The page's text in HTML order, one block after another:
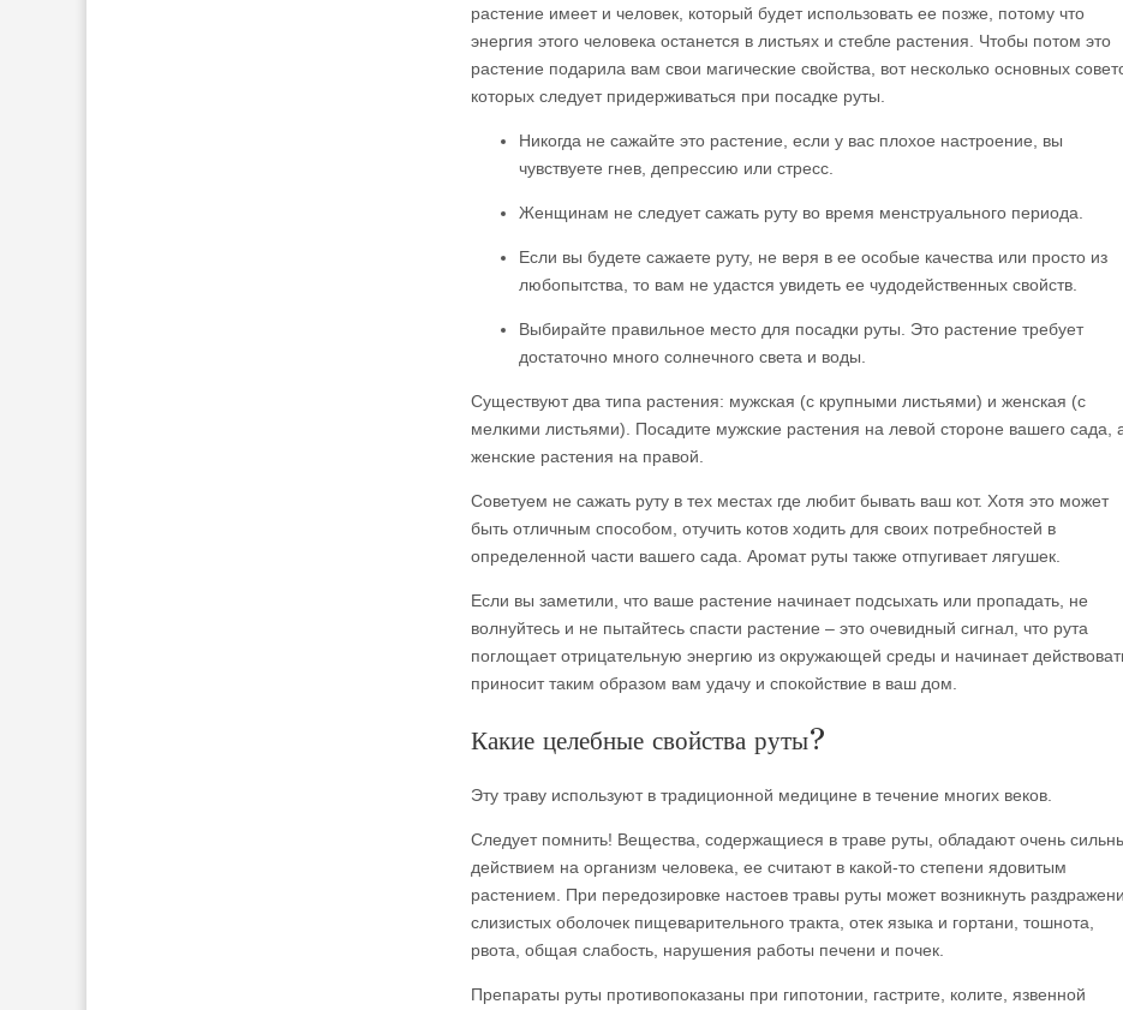
растение имеет и человек, который будет использовать ее позже, потому что
энергия этого человека останется в листьях и стебле растения. Чтобы потом это
растение подарила вам свои магические свойства, вот несколько основных
которых следует придерживаться при посадке руты.
Никогда не сажайте это растение, если у вас плохое настроение, вы
чувствуете гнев, депрессию или стресс.
Женщинам не следует сажать руту во время менструального периода.
Если вы будете сажаете руту, не веря в ее особые качества или просто из
любопытства, то вам не удастся увидеть ее чудодейственных свойств.
Выбирайте правильное место для посадки руты. Это растение требует
достаточно много солнечного света и воды.
Существуют два типа растения: мужская (с крупными листьями) и женская (с
мелкими листьями). Посадите мужские растения на левой стороне вашего сада,
женские растения на правой.
Советуем не сажать руту в тех местах где любит бывать ваш кот. Хотя это может
быть отличным способом, отучить котов ходить для своих потребностей в
определенной части вашего сада. Аромат руты также отпугивает лягушек.
Если вы заметили, что ваше растение начинает подсыхать или пропадать, не
волнуйтесь и не пытайтесь спасти растение – это очевидный сигнал, что рута
поглощает отрицательную энергию из окружающей среды и начинает
приносит таким образом вам удачу и спокойствие в ваш дом.
Какие целебные свойства руты?
Эту траву используют в традиционной медицине в течение многих веков.
Следует помнить! Вещества, содержащиеся в траве руты, обладают очень
действием на организм человека, ее считают в какой-то степени ядовитым
растением. При передозировке настоев травы руты может возникнуть
слизистых оболочек пищеварительного тракта, отек языка и гортани, тошнота,
рвота, общая слабость, нарушения работы печени и почек.
Препараты руты противопоказаны при гипотонии, гастрите, колите, язвенной